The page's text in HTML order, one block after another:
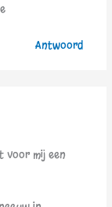
Antwoord
voor mij een